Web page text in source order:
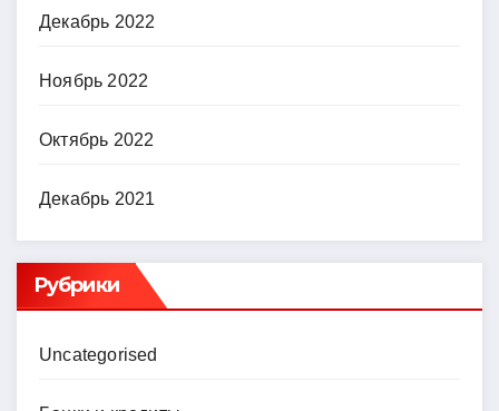
Декабрь 2022
Ноябрь 2022
Октябрь 2022
Декабрь 2021
Рубрики
Uncategorised